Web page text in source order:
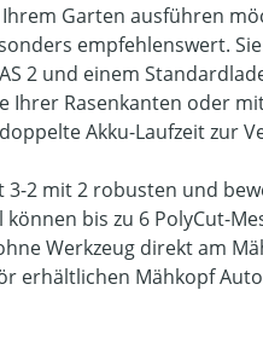
Garten ausführen
empfehlenswert.
2 und einem
Ihrer Rasenkanten oder
Akku-Laufzeit zur
3-2 mit 2 robusten und
bis zu 6 PolyCut-
Werkzeug direkt am
erhältlichen Mähkopf